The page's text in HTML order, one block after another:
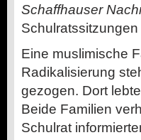
Schaffhauser
Eine muslimische
Radikalisierung
gezogen. Dort
Beide Familien
Schulrat